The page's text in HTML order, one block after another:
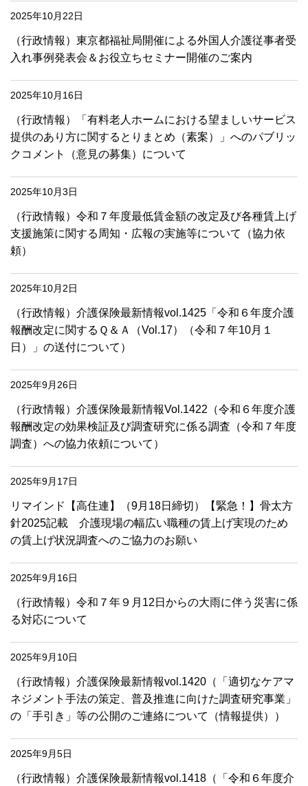
2025年10月22日
（行政情報）東京都福祉局開催による外国人介護従事者受
入れ事例発表会＆お役立ちセミナー開催のご案内
2025年10月16日
（行政情報）「有料老人ホームにおける望ましいサービス
提供のあり方に関するとりまとめ（素案）」へのパブリッ
クコメント（意見の募集）について
2025年10月3日
（行政情報）令和７年度最低賃金額の改定及び各種賃上げ
支援施策に関する周知・広報の実施等について（協力依
頼）
2025年10月2日
（行政情報）介護保険最新情報vol.1425「令和６年度介護
報酬改定に関するＱ＆Ａ（Vol.17）（令和７年10月１
日）」の送付について）
2025年9月26日
（行政情報）介護保険最新情報Vol.1422（令和６年度介護
報酬改定の効果検証及び調査研究に係る調査（令和７年度
調査）への協力依頼について）
2025年9月17日
リマインド【高住連】（9月18日締切）【緊急！】骨太方
針2025記載 介護現場の幅広い職種の賃上げ実現のため
の賃上げ状況調査へのご協力のお願い
2025年9月16日
（行政情報）令和７年９月12日からの大雨に伴う災害に係
る対応について
2025年9月10日
（行政情報）介護保険最新情報vol.1420（「適切なケアマ
ネジメント手法の策定、普及推進に向けた調査研究事業」
の「手引き」等の公開のご連絡について（情報提供））
2025年9月5日
（行政情報）介護保険最新情報vol.1418（「令和６年度介